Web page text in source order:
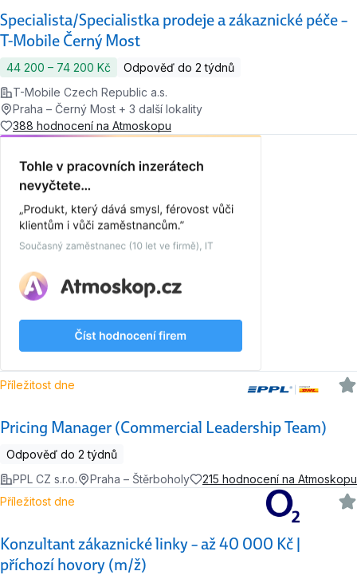
Specialista/Specialistka prodeje a zákaznické péče –
T-Mobile Černý Most
44 200 ‍–‍ 74 200 Kč
Odpověď do 2 týdnů
T-Mobile Czech Republic a.s.
Praha – Černý Most + 3 další lokality
388 hodnocení na Atmoskopu
Pricing Manager (Commercial Leadership Team)
Příležitost dne
Odpověď do 2 týdnů
PPL CZ s.r.o.
Praha – Štěrboholy 215 hodnocení na Atmoskopu
Konzultant zákaznické linky – až 40 000 Kč |
příchozí hovory (m/ž)
Příležitost dne